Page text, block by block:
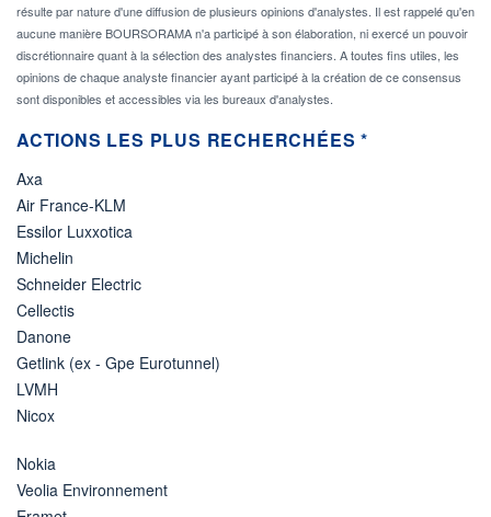
résulte par nature d'une diffusion de plusieurs opinions d'analystes. Il est rappelé qu'en
aucune manière BOURSORAMA n'a participé à son élaboration, ni exercé un pouvoir
discrétionnaire quant à la sélection des analystes financiers. A toutes fins utiles, les
opinions de chaque analyste financier ayant participé à la création de ce consensus
sont disponibles et accessibles via les bureaux d'analystes.
ACTIONS LES PLUS RECHERCHÉES *
Axa
Air France-KLM
Essilor Luxxotica
Michelin
Schneider Electric
Cellectis
Danone
Getlink (ex - Gpe Eurotunnel)
LVMH
Nicox
Nokia
Veolia Environnement